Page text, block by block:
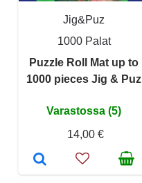
Jig&Puz
1000 Palat
Puzzle Roll Mat up to
1000 pieces Jig & Puz
Varastossa (5)
14,00 €